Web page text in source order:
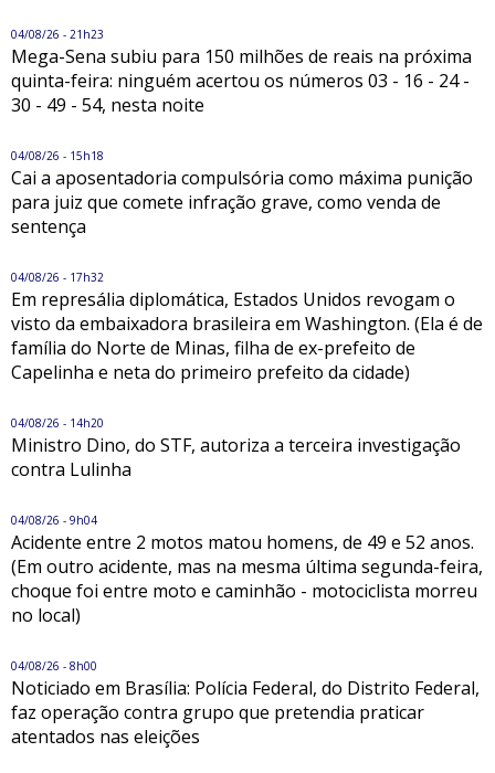
04/08/26 - 21h23
Mega-Sena subiu para 150 milhões de reais na próxima
quinta-feira: ninguém acertou os números 03 - 16 - 24 -
30 - 49 - 54, nesta noite
04/08/26 - 15h18
Cai a aposentadoria compulsória como máxima punição
para juiz que comete infração grave, como venda de
sentença
04/08/26 - 17h32
Em represália diplomática, Estados Unidos revogam o
visto da embaixadora brasileira em Washington. (Ela é de
família do Norte de Minas, filha de ex-prefeito de
Capelinha e neta do primeiro prefeito da cidade)
04/08/26 - 14h20
Ministro Dino, do STF, autoriza a terceira investigação
contra Lulinha
04/08/26 - 9h04
Acidente entre 2 motos matou homens, de 49 e 52 anos.
(Em outro acidente, mas na mesma última segunda-feira,
choque foi entre moto e caminhão - motociclista morreu
no local)
04/08/26 - 8h00
Noticiado em Brasília: Polícia Federal, do Distrito Federal,
faz operação contra grupo que pretendia praticar
atentados nas eleições